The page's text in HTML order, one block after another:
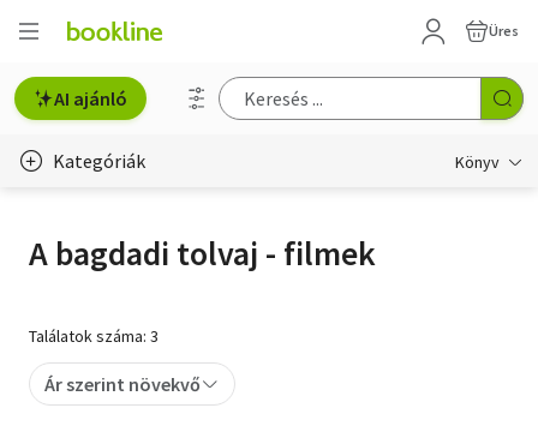
Üres
AI ajánló
Kategóriák Könyv
Erotika
Hobbi, szabadidő
A bagdadi tolvaj - filmek
Találatok száma: 3
Ár szerint növekvő